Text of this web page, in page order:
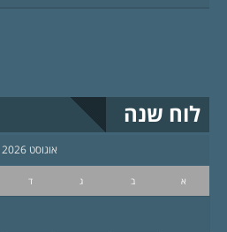
לוח שנה
אוגוסט 2026
א ב ג ד